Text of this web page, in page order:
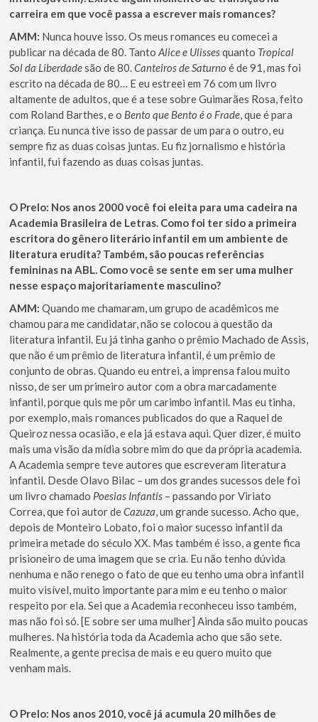
carreira em que você passa a escrever mais romances?
AMM: Nunca houve isso. Os meus romances eu comecei a
publicar na década de 80. TantoAlice e Ulissesquanto Tropical
Sol da Liberdadesão de 80.Canteiros de Saturno é de 91, mas foi
escrito na década de 80… E eu estreei em 76 com um livro
altamente de adultos, que é a tese sobre Guimarães Rosa, feito
com Roland Barthes, e o Bento que Bento é o Frade, que é para
criança. Eu nunca tive isso de passar de um para o outro, eu
sempre fiz as duas coisas juntas. Eu fiz jornalismo e história
infantil, fui fazendo as duas coisas juntas.
O Prelo: Nos anos 2000 você foi eleita para uma cadeira na
Academia Brasileira de Letras. Como foi ter sido a primeira
escritora do gênero literário infantil em um ambiente de
literatura erudita? Também, são poucas referências
femininas na ABL. Como você se sente em ser uma mulher
nesse espaço majoritariamente masculino?
AMM:Quando me chamaram, um grupo de acadêmicos me
chamou para me candidatar, não se colocou a questão da
literatura infantil. Eu já tinha ganho o prêmio Machado de Assis,
que não é um prêmio de literatura infantil, é um prêmio de
conjunto de obras. Quando eu entrei, a imprensa falou muito
nisso, de ser um primeiro autor com a obra marcadamente
infantil, porque quis me pôr um carimbo infantil. Mas eu tinha,
por exemplo, mais romances publicados do que a Raquel de
Queiroz nessa ocasião, e ela já estava aqui. Quer dizer, é muito
mais uma visão da mídia sobre mim do que da própria academia.
A Academia sempre teve autores que escreveram literatura
infantil. Desde Olavo Bilac – um dos grandes sucessos dele foi
um livro chamado Poesias Infantis – passando por Viriato
Correa, que foi autor deCazuza, um grande sucesso. Acho que,
depois de Monteiro Lobato, foi o maior sucesso infantil da
primeira metade do século XX. Mas também é isso, a gente fica
prisioneiro de uma imagem que se cria. Eu não tenho dúvida
nenhuma e não renego o fato de que eu tenho uma obra infantil
muito visível, muito importante para mim e eu tenho o maior
respeito por ela. Sei que a Academia reconheceu isso também,
mas não foi só. [E sobre ser uma mulher] Ainda são muito poucas
mulheres. Na história toda da Academia acho que são sete.
Realmente, a gente precisa de mais e eu quero muito que
venham mais.
O Prelo: Nos anos 2010, você já acumula 20 milhões de